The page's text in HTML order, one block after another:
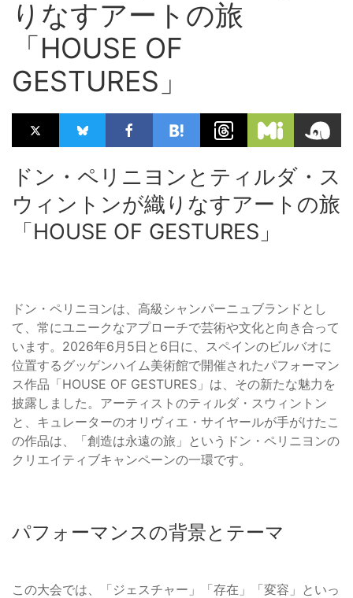
りなすアートの旅
「HOUSE OF
GESTURES」
ドン・ペリニヨンとティルダ・ス
ウィントンが織りなすアートの旅
「HOUSE OF GESTURES」
ドン・ペリニヨンは、高級シャンパーニュブランドとし
て、常にユニークなアプローチで芸術や文化と向き合って
います。2026年6月5日と6日に、スペインのビルバオに
位置するグッゲンハイム美術館で開催されたパフォーマン
ス作品「HOUSE OF GESTURES」は、その新たな魅力を
披露しました。アーティストのティルダ・スウィントン
と、キュレーターのオリヴィエ・サイヤールが手がけたこ
の作品は、「創造は永遠の旅」というドン・ペリニヨンの
クリエイティブキャンペーンの一環です。
パフォーマンスの背景とテーマ
この大会では、「ジェスチャー」「存在」「変容」といっ